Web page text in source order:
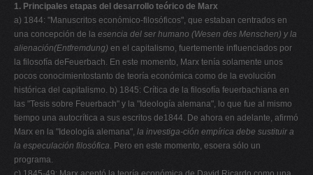
1. Principales etapas del desarrollo teórico de Marx
a) 1844: "Manuscritos económico-filosóficos", que estaban centrados en
una concepción de la esencia del ser humano (Wesen des Menschen) y la
alienación(Entfremdung) en el capitalismo, fuertemente influenciados por
la filosofía deFeuerbach. En este momento, Marx tenía solamente unos
pocos conocimientostanto de teoría económica como de la evolución
histórica del capitalismo. b) 1845: Crítica de la filosofía feuerbachiana en
las "Tesis sobre Feuerbach" y la "Ideología alemana", lo que fue al mismo
tiempo una autocrítica a sus escritos de1844. De ahora en adelante, afirmó
Marx en la "Ideología alemana", la investiga-ción empírica debe sustituir a
la especulación filosófica. Pero en este momento, esoera sólo un
programa.